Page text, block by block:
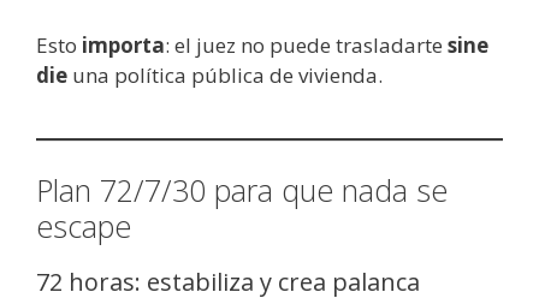
Esto importa: el juez no puede trasladarte sine
die una política pública de vivienda.
Plan 72/7/30 para que nada se
escape
72 horas: estabiliza y crea palanca